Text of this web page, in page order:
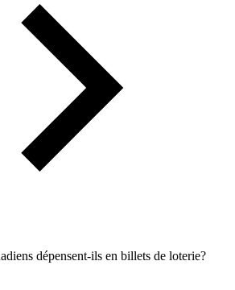
dépensent-ils en billets de loterie?